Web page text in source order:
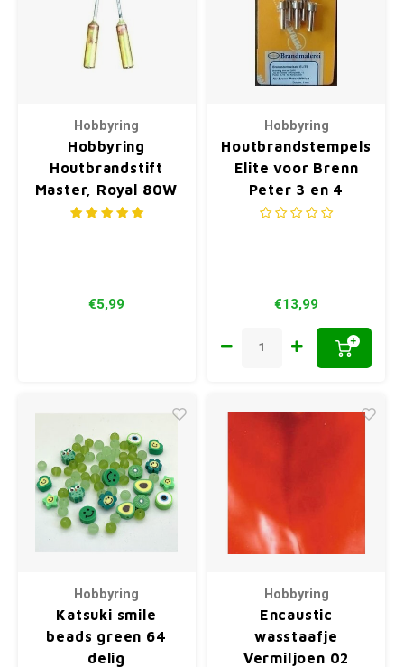
Hobbyring
Hobbyring
Houtbrandstift
Master, Royal 80W
€5,99
Hobbyring
Houtbrandstempels
Elite voor Brenn
Peter 3 en 4
€13,99
+
Hobbyring
Katsuki smile
beads green 64
delig
Hobbyring
Encaustic
wasstaafje
Vermiljoen 02